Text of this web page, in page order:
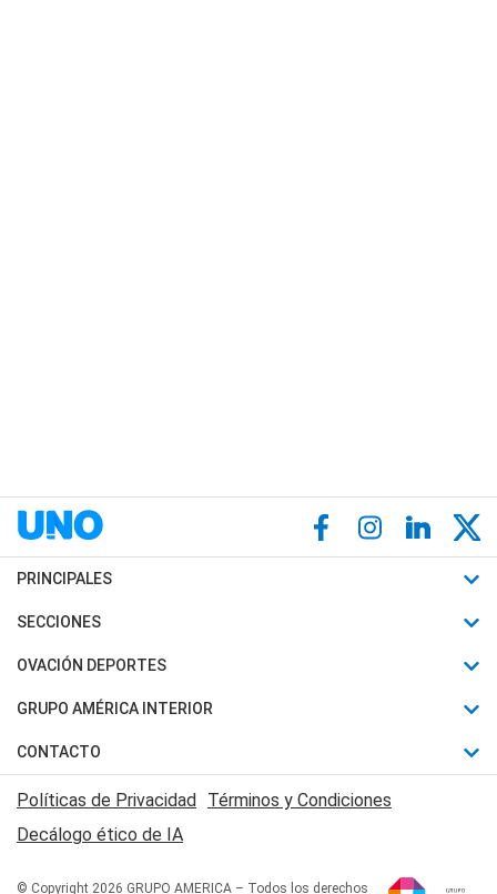
PRINCIPALES
Últimas Noticias
Política
Judiciales
Economia
SECCIONES
Horóscopo
Motores
Trucos caseros
Series y Películas
Edictos y Solicitadas
OVACIÓN DEPORTES
Fútbol
Mundial
Automovilismo
Rugby
Básquet
GRUPO AMÉRICA INTERIOR
Canal 7 en Vivo
CONTACTO
Acerca de Nosotros
Contactanos
Políticas de Privacidad Términos y Condiciones
Decálogo ético de IA
© Copyright 2026 GRUPO AMERICA – Todos los derechos